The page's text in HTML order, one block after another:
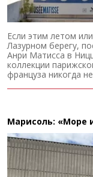
Если этим летом
Лазурном берегу,
Анри Матисса в
коллекции
француза никогда
Марисоль: «Море